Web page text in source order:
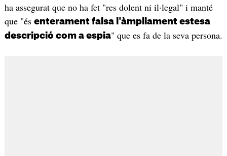
ha assegurat que no ha fet "res dolent ni il·legal" i manté
que "és enterament falsa l'àmpliament estesa
descripció com a espia" que es fa de la seva persona.